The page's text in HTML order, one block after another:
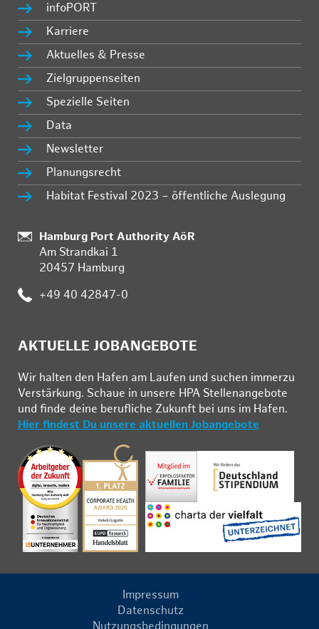
infoPORT
Karriere
Aktuelles & Presse
Zielgruppenseiten
Spezielle Seiten
Data
Newsletter
Planungsrecht
Habitat Festival 2023 – öffentliche Auslegung
Standort:
Hamburg Port Authority AöR
Am Strandkai 1
20457 Hamburg
Telefon:
+49 40 42847-0
AKTUELLE JOBANGEBOTE
Wir hal­ten den Ha­fen am Lau­fen und su­chen im­mer­zu
Ver­stär­kung. Schau­e in un­se­re HPA Stel­len­an­ge­bo­te
und fin­de deine be­ruf­li­che Zu­kunft bei uns im Ha­fen.
Hier findest Du unsere aktuellen Jobangebote
Impressum
Datenschutz